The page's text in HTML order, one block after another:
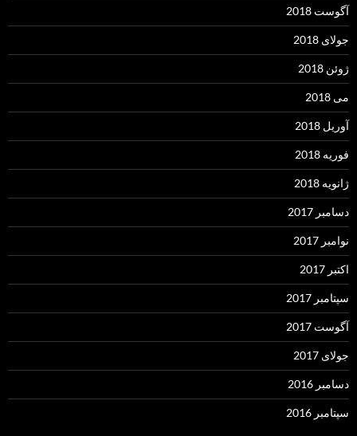
آگوست 2018
جولای 2018
ژوئن 2018
می 2018
آوریل 2018
فوریه 2018
ژانویه 2018
دسامبر 2017
نوامبر 2017
اکتبر 2017
سپتامبر 2017
آگوست 2017
جولای 2017
دسامبر 2016
سپتامبر 2016